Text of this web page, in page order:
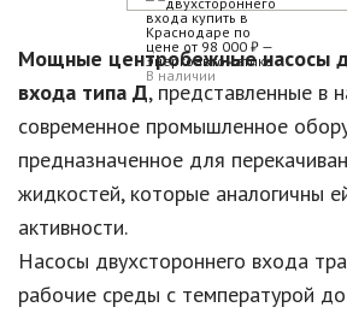
В наличии
Мощные центробежные насосы
входа типа Д, представленные в
современное промышленное
предназначенное для
жидкостей, которые аналогичны
активности.
Насосы двухстороннего входа
рабочие среды с температурой